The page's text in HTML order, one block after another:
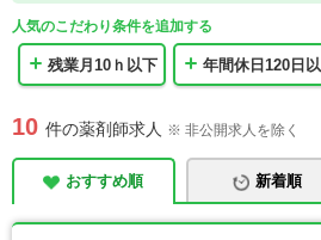
人気のこだわり条件を追加する
残業月10ｈ以下 年間休日120日
10 件の薬剤師求人 ※ 非公開求人を除く
おすすめ順 新着順